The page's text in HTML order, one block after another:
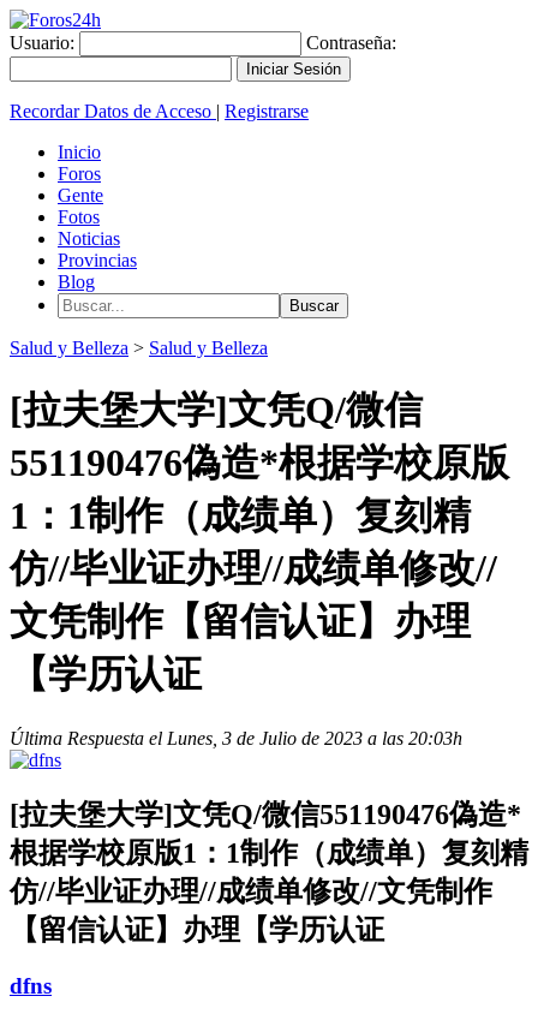
Usuario: Contraseña:
Recordar Datos de Acceso | Registrarse
Inicio
Foros
Gente
Fotos
Noticias
Provincias
Blog
Salud y Belleza > Salud y Belleza
[拉夫堡大学]文凭Q/微信
551190476偽造*根据学校原版
1：1制作（成绩单）复刻精
仿//毕业证办理//成绩单修改//
文凭制作【留信认证】办理
【学历认证
Última Respuesta el Lunes, 3 de Julio de 2023 a las 20:03h
[拉夫堡大学]文凭Q/微信551190476偽造*
根据学校原版1：1制作（成绩单）复刻精
仿//毕业证办理//成绩单修改//文凭制作
【留信认证】办理【学历认证
dfns